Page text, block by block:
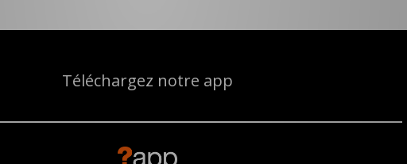
Téléchargez notre app